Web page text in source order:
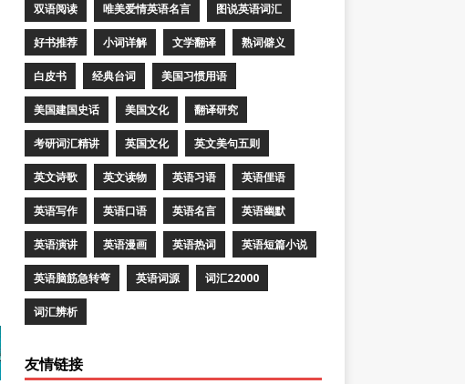
双语阅读 唯美爱情英语名言 图说英语词汇
好书推荐 小词详解 文学翻译 熟词僻义
白皮书 经典台词 美国习惯用语
美国建国史话 美国文化 翻译研究
考研词汇精讲 英国文化 英文美句五则
英文诗歌 英文读物 英语习语 英语俚语
英语写作 英语口语 英语名言 英语幽默
英语演讲 英语漫画 英语热词 英语短篇小说
英语脑筋急转弯 英语词源 词汇22000
词汇辨析
友情链接